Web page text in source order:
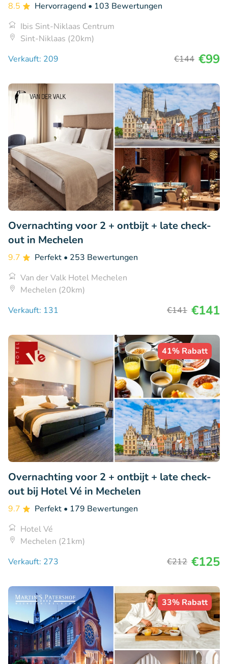
8.5 Hervorragend • 103 Bewertungen
Ibis Sint-Niklaas Centrum
Sint-Niklaas (20km)
Verkauft: 209
€144 €99
Overnachting voor 2 + ontbijt + late check-
out in Mechelen
9.7 Perfekt • 253 Bewertungen
Van der Valk Hotel Mechelen
Mechelen (20km)
Verkauft: 131
€141 €141
41% Rabatt
Overnachting voor 2 + ontbijt + late check-
out bij Hotel Vé in Mechelen
9.7 Perfekt • 179 Bewertungen
Hotel Vé
Mechelen (21km)
Verkauft: 273
€212 €125
33% Rabatt